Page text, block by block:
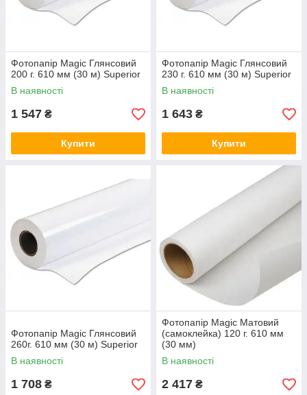
Фотопапір Magic Глянсовий
200 г. 610 мм (30 м) Superior
В наявності
1 547 ₴
Купити
Фотопапір Magic Глянсовий
230 г. 610 мм (30 м) Superior
В наявності
1 643 ₴
Купити
Фотопапір Magic Глянсовий
260г. 610 мм (30 м) Superior
В наявності
1 708 ₴
Фотопапір Magic Матовий
(самоклейка) 120 г. 610 мм
(30 мм)
В наявності
2 417 ₴